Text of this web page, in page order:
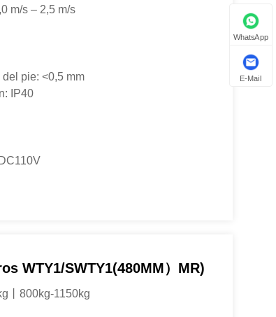
m/s – 2,5 m/s
pie: <0,5 mm
IP40
WTY1/SWTY1(480MM）MR)
丨800kg-1150kg
WhatsApp
E-Mail